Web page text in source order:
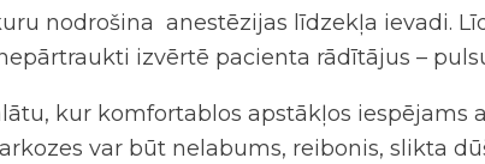
nodrošina anestēzijas līdzekļa ievadi.
izvērtē pacienta rādītājus –
kur komfortablos apstākļos iespējams
var būt nelabums, reibonis, slikta